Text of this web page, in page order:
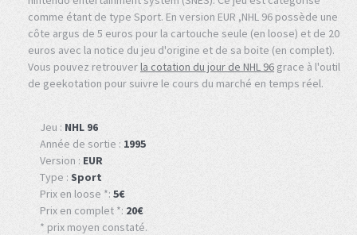
comme étant de type Sport. En version EUR ,NHL 96 possède une
côte argus de 5 euros pour la cartouche seule (en loose) et de 20
euros avec la notice du jeu d'origine et de sa boite (en complet).
Vous pouvez retrouverla cotation du jour de NHL 96 grace à l'outil
de geekotation pour suivre le cours du marché en temps réel.
Jeu : NHL 96
Année de sortie : 1995
Version : EUR
Type : Sport
Prix en loose *: 5€
Prix en complet *: 20€
* prix moyen constaté.